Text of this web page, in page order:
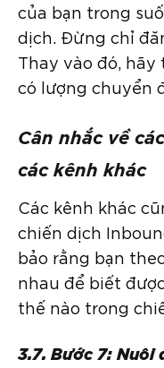
của bạn trong
dịch. Đừng chỉ
Thay vào đó, hãy
có lượng chuyển
Cân nhắc về
các kênh khác
Các kênh khác
chiến dịch
bảo rằng bạn
nhau để biết
thế nào trong
3.7. Bước 7: Nuôi